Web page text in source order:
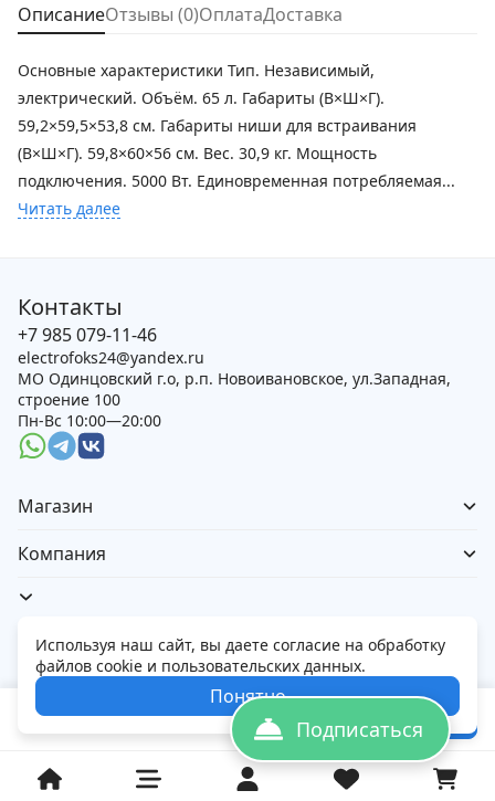
31 200₽
25 900₽ В корзину
ОписаниеОтзывы (0)ОплатаДоставка
Основные характеристики Тип. Независимый,
электрический. Объём. 65 л. Габариты (В×Ш×Г).
59,2×59,5×53,8 см. Габариты ниши для встраивания
(В×Ш×Г). 59,8×60×56 см. Вес. 30,9 кг. Мощность
подключения. 5000 Вт. Единовременная потребляемая...
Читать далее
Контакты
+7 985 079-11-46
electrofoks24@yandex.ru
МО Одинцовский г.о, р.п. Новоивановское, ул.Западная,
строение 100
Пн-Вс 10:00—20:00
Магазин
Компания
© 2026 Электорфокс — магазин электроники
Политика обработки персональных данных
Используя наш сайт, вы даете согласие на обработку
файлов cookie и пользовательских данных.
Понятно
Подписаться